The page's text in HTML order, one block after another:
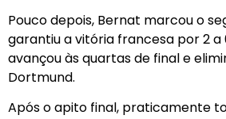
Pouco depois, Bernat marcou o
garantiu a vitória francesa por 2 a
avançou às quartas de final e
Dortmund.
Após o apito final, praticamente